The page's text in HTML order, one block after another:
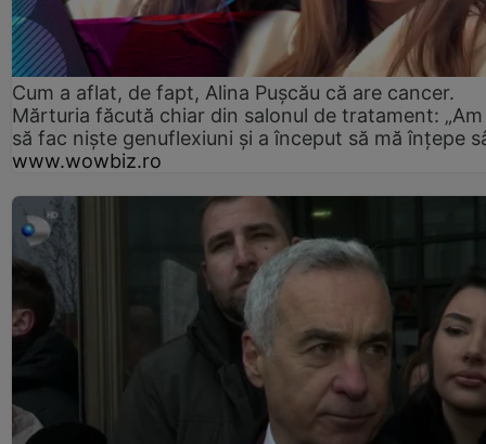
Cum a aflat, de fapt, Alina Pușcău că are cancer.
Mărturia făcută chiar din salonul de tratament:
să fac niște genuflexiuni și a început să mă înțepe
www.wowbiz.ro